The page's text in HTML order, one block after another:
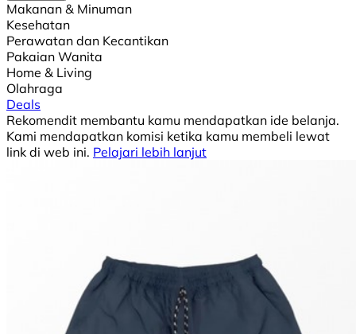
Makanan & Minuman
Kesehatan
Perawatan dan Kecantikan
Pakaian Wanita
Home & Living
Olahraga
Deals
Rekomendit membantu kamu mendapatkan ide belanja.
Kami mendapatkan komisi ketika kamu membeli lewat
link di web ini. Pelajari lebih lanjut